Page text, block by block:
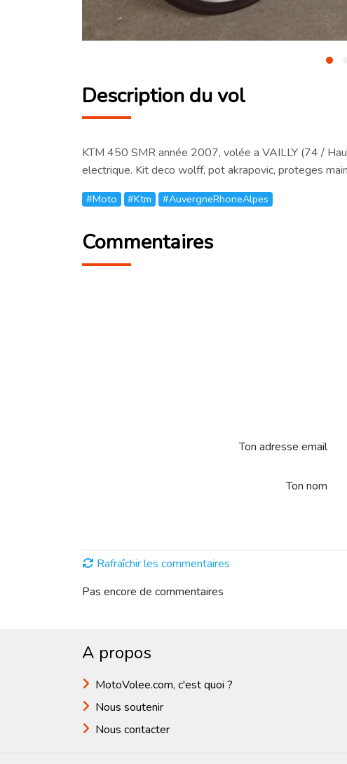
Description du vol
KTM 450 SMR année 2007, volée a VAILLY (74 /
electrique. Kit deco wolff, pot akrapovic, proteges
#Moto #Ktm #AuvergneRhoneAlpes
Commentaires
Ton adresse email
Ton nom
Rafraîchir les commentaires
Pas encore de commentaires
A propos
MotoVolee.com, c'est quoi ?
Nous soutenir
Nous contacter